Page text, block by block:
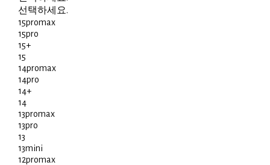
선택하세요.
15promax
15pro
15+
15
14promax
14pro
14+
14
13promax
13pro
13
13mini
12promax